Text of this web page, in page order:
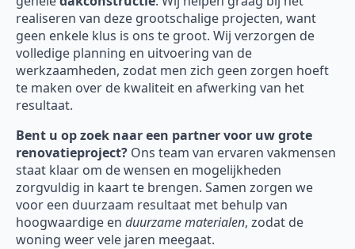
realiseren van deze grootschalige projecten, want
geen enkele klus is ons te groot. Wij verzorgen de
volledige planning en uitvoering van de
werkzaamheden, zodat men zich geen zorgen hoeft
te maken over de kwaliteit en afwerking van het
resultaat.
Bent u op zoek naar een partner voor uw grote
renovatieproject? Ons team van ervaren vakmensen
staat klaar om de wensen en mogelijkheden
zorgvuldig in kaart te brengen. Samen zorgen we
voor een duurzaam resultaat met behulp van
hoogwaardige en duurzame materialen, zodat de
woning weer vele jaren meegaat.